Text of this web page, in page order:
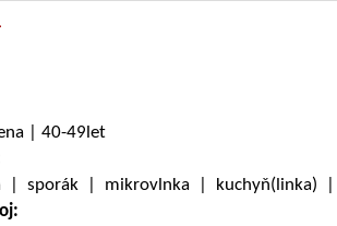
| 40-49let
| sporák | mikrovlnka |